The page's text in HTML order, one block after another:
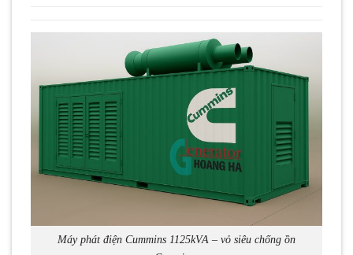
Máy phát điện Cummins 1125kVA – vỏ siêu chống ồn